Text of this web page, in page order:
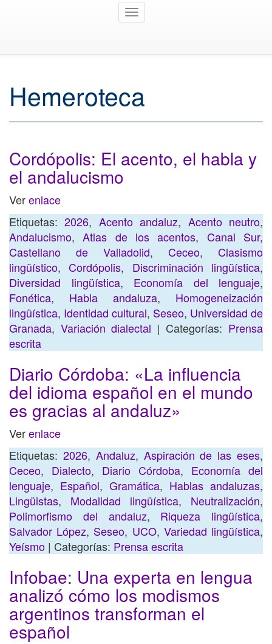
Toggle
Hemeroteca
Cordópolis: El acento, el habla y
el andalucismo
Verenlace
Etiquetas:2026, Acento andaluz, Acento neutro,
Andalucismo,Atlas de los acentos, Canal Sur,
Castellano de Valladolid, Ceceo, Clasismo
lingüístico,Cordópolis, Discriminación lingüística,
Diversidad lingüística, Economía del lenguaje,
Fonética, Habla andaluza, Homogeneización
lingüística, Identidad cultural, Seseo, Universidad de
Granada, Variación dialectal | Categorías: Prensa
escrita
Diario Córdoba: «La influencia
del idioma español en el mundo
es gracias al andaluz»
Verenlace
Etiquetas: 2026, Andaluz, Aspiración de las eses,
Ceceo, Dialecto, Diario Córdoba, Economía del
lenguaje, Español, Gramática, Hablas andaluzas,
Lingüistas, Modalidad lingüística, Neutralización,
Polimorfismo del andaluz, Riqueza lingüística,
Salvador López, Seseo, UCO, Variedad lingüística,
Yeísmo | Categorías: Prensa escrita
Infobae: Una experta en lengua
analizó cómo los modismos
argentinos transforman el
español